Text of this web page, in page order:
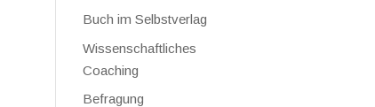
Buch im Selbstverlag
Wissenschaftliches
Coaching
Befragung